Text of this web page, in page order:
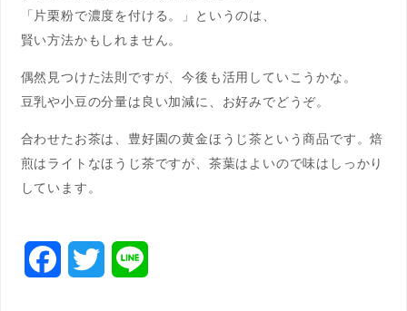
「片栗粉で濃度を付ける。」というのは、
賢い方法かもしれません。
偶然見つけた法則ですが、今後も活用していこうかな。
豆乳や小豆の分量は良い加減に、お好みでどうぞ。
合わせたお茶は、豊好園の黄金ほうじ茶という商品です。焙
煎はライトなほうじ茶ですが、茶葉はよいので味はしっかり
しています。